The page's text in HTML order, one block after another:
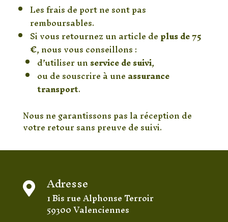
Les frais de port ne sont pas
remboursables.
Si vous retournez un article deplus de 75
€, nous vous conseillons :
d’utiliser unservice de suivi,
ou de souscrire à uneassurance
transport.
Nous ne garantissons pas la réception de
votre retour sans preuve de suivi.
 Adresse
1 Bis rue Alphonse Terroir
59300 Valenciennes